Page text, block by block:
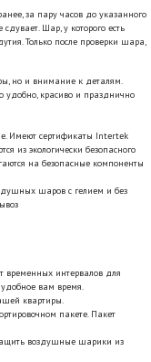
за пару часов до указанного
Шар, у которого есть
Только после проверки шара,
но и внимание к деталям.
красиво и празднично
Имеют сертификаты Intertek
из экологически безопасного
на безопасные компоненты
шаров с гелием и без
интервалов для
вам время.
квартиры.
пакете. Пакет
воздушные шарики из